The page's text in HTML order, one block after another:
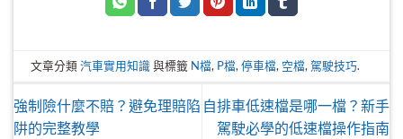
文章分類汽車實用知識 與標籤 N檔, P檔,停車檔, 空檔,駕駛技巧.
強制險什麼不賠？避免理賠陷
阱的完整教學
自排車低速檔是哪一檔？新手
駕駛必學的低速檔操作指南